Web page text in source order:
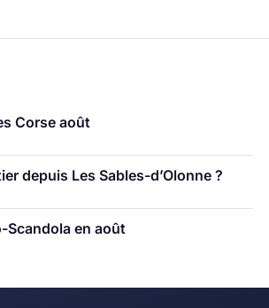
Corse août
depuis Les Sables-d’Olonne ?
Scandola en août